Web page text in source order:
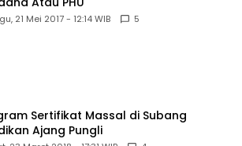
21 Mei 2017 - 12:14 WIB 5
Sertifikat Massal di Subang
Ajang Pungli